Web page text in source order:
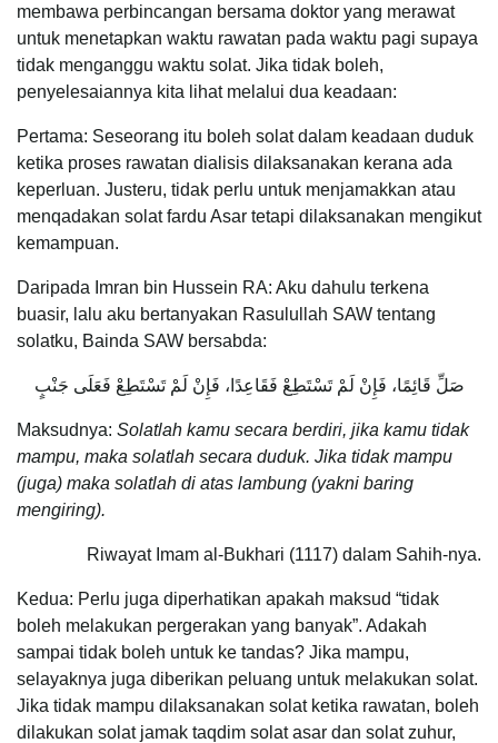
membawa perbincangan bersama doktor yang merawat
untuk menetapkan waktu rawatan pada waktu pagi supaya
tidak menganggu waktu solat. Jika tidak boleh,
penyelesaiannya kita lihat melalui dua keadaan:
Pertama: Seseorang itu boleh solat dalam keadaan duduk
ketika proses rawatan dialisis dilaksanakan kerana ada
keperluan. Justeru, tidak perlu untuk menjamakkan atau
menqadakan solat fardu Asar tetapi dilaksanakan mengikut
kemampuan.
Daripada Imran bin Hussein RA: Aku dahulu terkena
buasir, lalu aku bertanyakan Rasulullah SAW tentang
solatku, Bainda SAW bersabda:
صَلِّ قَائِمًا، فَإِنْ لَمْ تَسْتَطِعْ فَقَاعِدًا، فَإِنْ لَمْ تَسْتَطِعْ فَعَلَى جَنْبٍ
Maksudnya: Solatlah kamu secara berdiri, jika kamu tidak
mampu, maka solatlah secara duduk. Jika tidak mampu
(juga) maka solatlah di atas lambung (yakni baring
mengiring).
Riwayat Imam al-Bukhari (1117) dalam Sahih-nya.
Kedua: Perlu juga diperhatikan apakah maksud “tidak
boleh melakukan pergerakan yang banyak”. Adakah
sampai tidak boleh untuk ke tandas? Jika mampu,
selayaknya juga diberikan peluang untuk melakukan solat.
Jika tidak mampu dilaksanakan solat ketika rawatan, boleh
dilakukan solat jamak taqdim solat asar dan solat zuhur,